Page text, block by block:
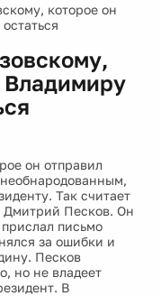
которое он
Владимиру
он отправил
Так считает
Дмитрий Песков. Он
письмо
за ошибки и
Песков
но не владеет
В